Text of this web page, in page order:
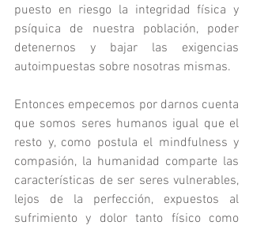
puesto en riesgo la integridad física y
psíquica de nuestra población, poder
detenernos y bajar las exigencias
autoimpuestas sobre nosotras mismas.
Entonces empecemos por darnos cuenta
que somos seres humanos igual que el
resto y, como postula el mindfulness y
compasión, la humanidad comparte las
características de ser seres vulnerables,
lejos de la perfección, expuestos al
sufrimiento y dolor tanto físico como